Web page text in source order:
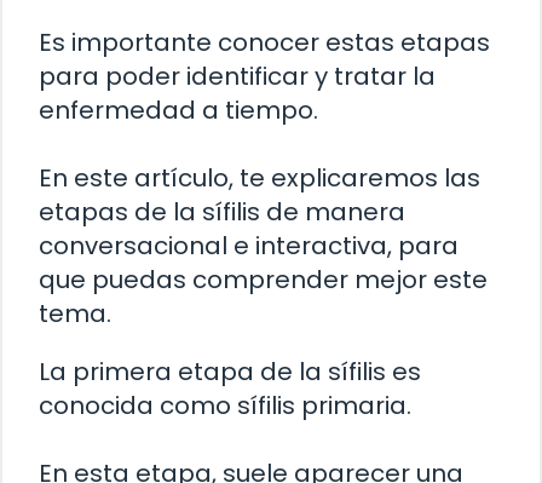
Es importante conocer estas etapas
para poder identificar y tratar la
enfermedad a tiempo.
En este artículo, te explicaremos las
etapas de la sífilis de manera
conversacional e interactiva, para
que puedas comprender mejor este
tema.
La primera etapa de la sífilis es
conocida como sífilis primaria.
En esta etapa, suele aparecer una